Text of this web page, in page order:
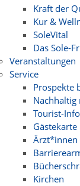
Kraft der
Kur &
SoleVital
Das Sole-
Veranstaltungen
Service
Prospekte
Nachhaltig
Tourist-
Ärzt*innen
Kirchen